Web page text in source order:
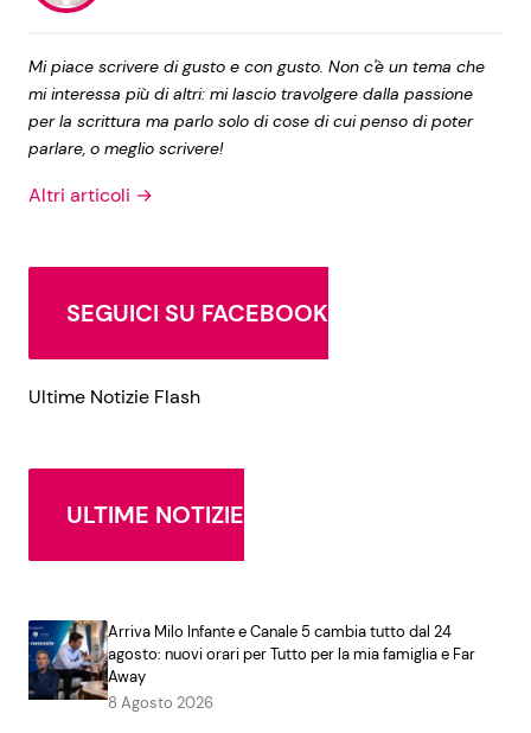
Mi piace scrivere di gusto e con gusto. Non c'è un tema che
mi interessa più di altri: mi lascio travolgere dalla passione
per la scrittura ma parlo solo di cose di cui penso di poter
parlare, o meglio scrivere!
Altri articoli →
SEGUICI SU FACEBOOK
Ultime Notizie Flash
ULTIME NOTIZIE
Arriva Milo Infante e Canale 5 cambia tutto dal 24
agosto: nuovi orari per Tutto per la mia famiglia e Far
Away
8 Agosto 2026